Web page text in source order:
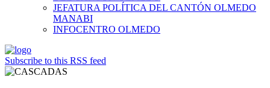
JEFATURA POLÍTICA DEL CANTÓN OLMEDO
MANABI
INFOCENTRO OLMEDO
Subscribe to this RSS feed